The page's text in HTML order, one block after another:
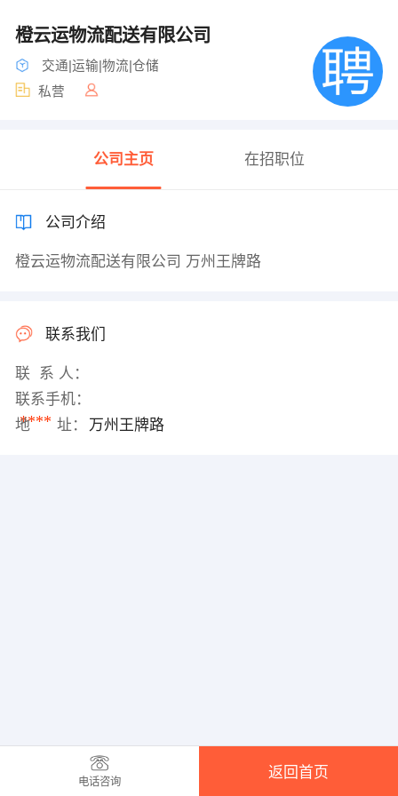
橙云运物流配送有限公司
交通|运输|物流|仓储
私营
公司主页 在招职位
公司介绍
橙云运物流配送有限公司 万州王牌路
联系我们
联 系 人：
联系手机：
****
地 址： 万州王牌路
电话咨询
返回首页